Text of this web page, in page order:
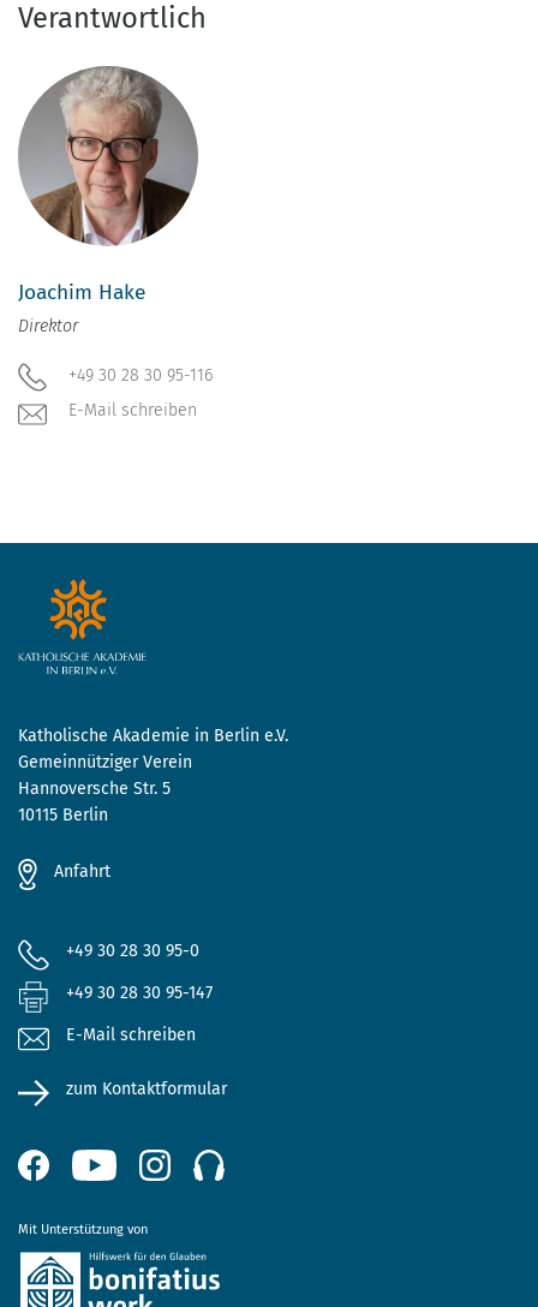
Verantwortlich
Joachim Hake
Direktor
+49 30 28 30 95-116
E-Mail schreiben
Katholische Akademie in Berlin e.V.
Gemeinnütziger Verein
Hannoversche Str. 5
10115 Berlin
Anfahrt
+49 30 28 30 95-0
+49 30 28 30 95-147
E-Mail schreiben
zum Kontaktformular
Mit Unterstützung von